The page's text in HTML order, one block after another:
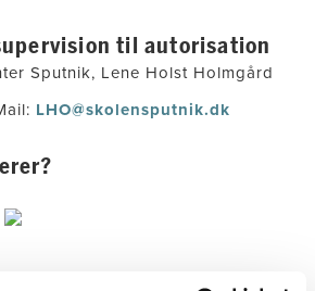
til autorisation
Sputnik, Lene Holst Holmgård
LHO@skolensputnik.dk